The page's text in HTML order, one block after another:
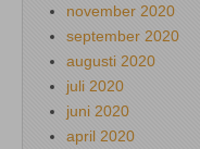
november 2020
september 2020
augusti 2020
juli 2020
juni 2020
april 2020